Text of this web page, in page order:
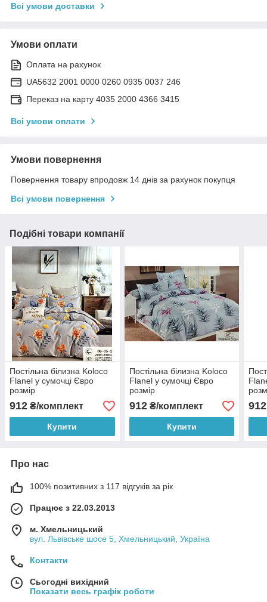
Всі умови доставки
Умови оплати
Оплата на рахунок
UA5632 2001 0000 0260 0935 0037 246
Переказ на карту 4035 2000 4366 3415
Всі умови оплати
Умови повернення
Повернення товару впродовж 14 днів за рахунок покупця
Всі умови повернення
Подібні товари компанії
Постільна білизна Koloco
Flanel у сумочці Євро
розмір
912 ₴/комплект
Купити
Постільна білизна Koloco
Flanel у сумочці Євро
розмір
912₴/комплект
Купити
912
Про нас
100% позитивних з 117 відгуків за рік
Працює з 22.03.2013
м. Хмельницький
вул. Львівське шосе 5, Хмельницький, Україна
Контакти
Сьогодні вихідний
Показати весь графік роботи